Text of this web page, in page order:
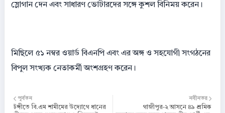
স্লোগান দেন এবং সাধারণ ভোটারদের সঙ্গে কুশল বিনিময় করেন।
মিছিলে ৫১ নম্বর ওয়ার্ড বিএনপি এবং এর অঙ্গ ও সহযোগী সংগঠনের
বিপুল সংখ্যক নেতাকর্মী অংশগ্রহণ করেন।
নবীনতর
গাজীপুর-২ আসনে ৪৯ শ্রমিক
পূর্বতন
টঙ্গীতে বি.এম শামীমের উদ্যোগে ধানের